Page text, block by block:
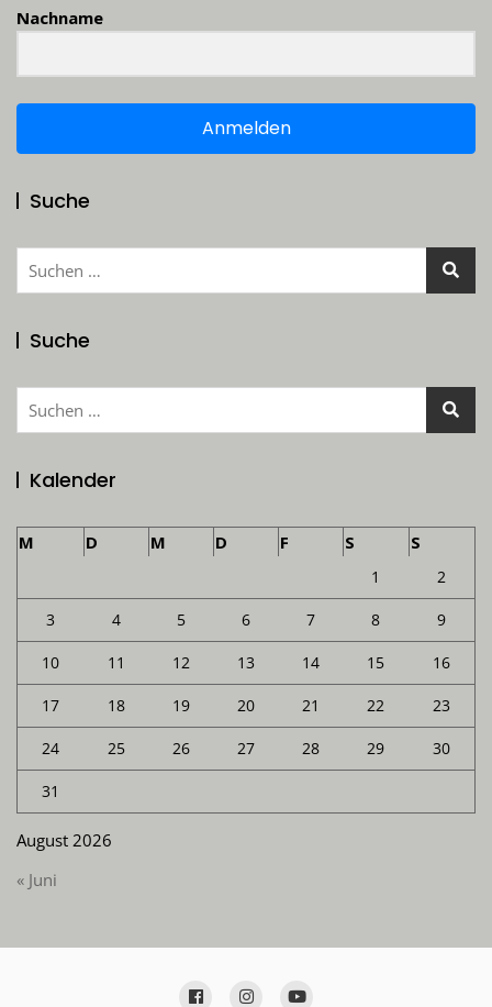
Nachname
Anmelden
Suche
Suchen
Suche
Suchen
Kalender
August 2026
M D M D F S S
1 2
3 4 5 6 7 8 9
10 11 12 13 14 15 16
17 18 19 20 21 22 23
24 25 26 27 28 29 30
31
« Juni